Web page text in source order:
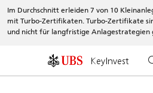
Im Durchschnitt erleiden 7 von 10
mit Turbo-Zertifikaten. Turbo-Zertifikate
und nicht für langfristige Anlagestrategien
KeyInvest